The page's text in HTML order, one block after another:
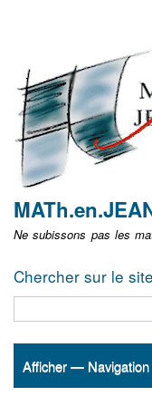
non
identifié
Ne subissons pas les
Chercher sur le site
Navigation
Afficher — Navigation